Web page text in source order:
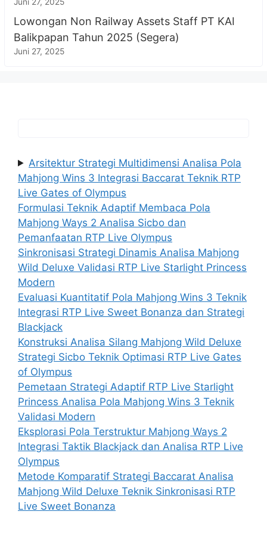
Juni 27, 2025
Lowongan Non Railway Assets Staff PT KAI
Balikpapan Tahun 2025 (Segera)
Juni 27, 2025
Arsitektur Strategi Multidimensi Analisa Pola
Mahjong Wins 3 Integrasi Baccarat Teknik RTP
Live Gates of Olympus
Formulasi Teknik Adaptif Membaca Pola
Mahjong Ways 2 Analisa Sicbo dan
Pemanfaatan RTP Live Olympus
Sinkronisasi Strategi Dinamis Analisa Mahjong
Wild Deluxe Validasi RTP Live Starlight Princess
Modern
Evaluasi Kuantitatif Pola Mahjong Wins 3 Teknik
Integrasi RTP Live Sweet Bonanza dan Strategi
Blackjack
Konstruksi Analisa Silang Mahjong Wild Deluxe
Strategi Sicbo Teknik Optimasi RTP Live Gates
of Olympus
Pemetaan Strategi Adaptif RTP Live Starlight
Princess Analisa Pola Mahjong Wins 3 Teknik
Validasi Modern
Eksplorasi Pola Terstruktur Mahjong Ways 2
Integrasi Taktik Blackjack dan Analisa RTP Live
Olympus
Metode Komparatif Strategi Baccarat Analisa
Mahjong Wild Deluxe Teknik Sinkronisasi RTP
Live Sweet Bonanza